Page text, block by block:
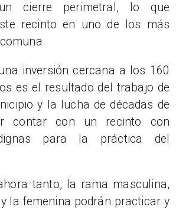
cierre perimetral, lo que
recinto en uno de los más
inversión cercana a los 160
es el resultado del trabajo de
y la lucha de décadas de
contar con un recinto con
para la práctica del
tanto, la rama masculina,
la femenina podrán practicar y